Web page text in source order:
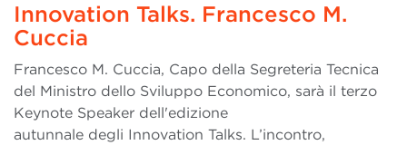
Innovation Talks. Francesco M.
Cuccia
Francesco M. Cuccia, Capo della Segreteria Tecnica
del Ministro dello Sviluppo Economico, sarà il terzo
Keynote Speaker dell'edizione
autunnale degli Innovation Talks. L’incontro,